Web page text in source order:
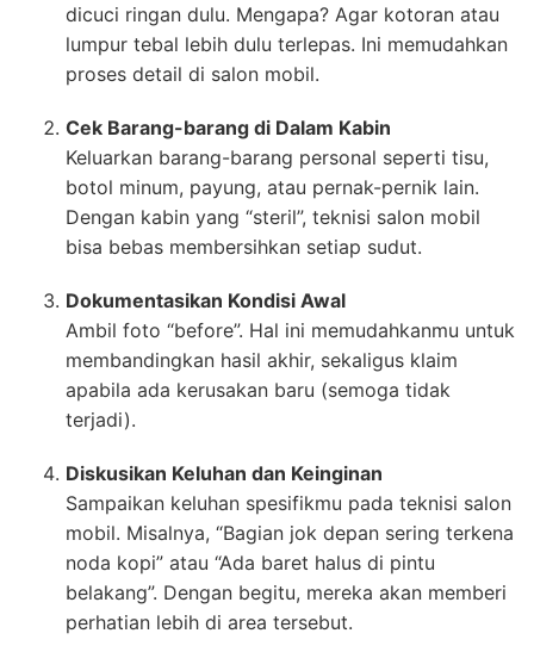
dicuci ringan dulu. Mengapa? Agar kotoran atau
lumpur tebal lebih dulu terlepas. Ini memudahkan
proses detail di salon mobil.
Cek Barang-barang di Dalam Kabin
Keluarkan barang-barang personal seperti tisu,
botol minum, payung, atau pernak-pernik lain.
Dengan kabin yang “steril”, teknisi salon mobil
bisa bebas membersihkan setiap sudut.
Dokumentasikan Kondisi Awal
Ambil foto “before”. Hal ini memudahkanmu untuk
membandingkan hasil akhir, sekaligus klaim
apabila ada kerusakan baru (semoga tidak
terjadi).
Diskusikan Keluhan dan Keinginan
Sampaikan keluhan spesifikmu pada teknisi salon
mobil. Misalnya, “Bagian jok depan sering terkena
noda kopi” atau “Ada baret halus di pintu
belakang”. Dengan begitu, mereka akan memberi
perhatian lebih di area tersebut.